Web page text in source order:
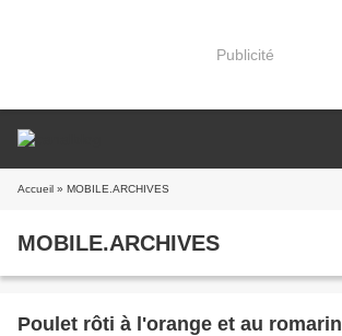
Publicité
Accueil » MOBILE.ARCHIVES
MOBILE.ARCHIVES
Poulet rôti à l'orange et au romarin